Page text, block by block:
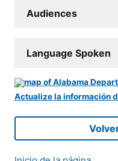
Audiences
Language Spoken
Actualize la información